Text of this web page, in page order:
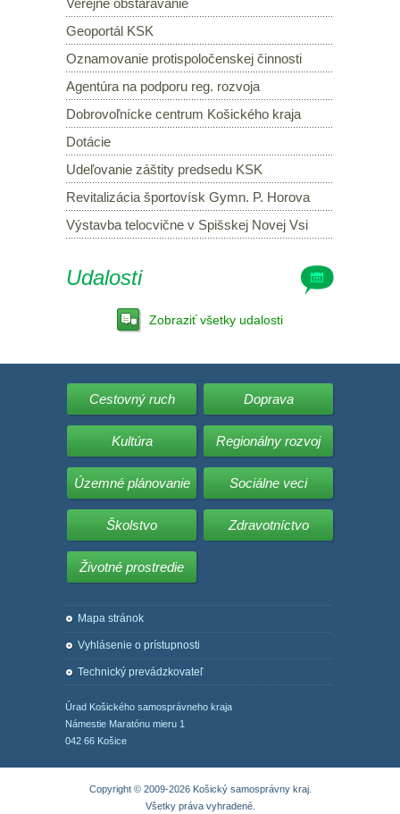
Verejné obstarávanie
Geoportál KSK
Oznamovanie protispoločenskej činnosti
Agentúra na podporu reg. rozvoja
Dobrovoľnícke centrum Košického kraja
Dotácie
Udeľovanie záštity predsedu KSK
Revitalizácia športovísk Gymn. P. Horova
Výstavba telocvične v Spišskej Novej Vsi
Udalosti
Zobraziť všetky udalosti
Cestovný ruch Doprava
Kultúra Regionálny rozvoj
Územné plánovanie Sociálne veci
Školstvo Zdravotníctvo
Životné prostredie
Mapa stránok
Vyhlásenie o prístupnosti
Technický prevádzkovateľ
Úrad Košického samosprávneho kraja
Námestie Maratónu mieru 1
042 66 Košice
Copyright © 2009-2026 Košický samosprávny kraj.
Všetky práva vyhradené.